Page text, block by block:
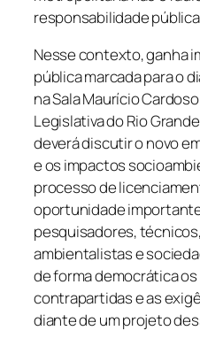
responsabilidade
Nesse contexto, ganha
pública marcada para o
na Sala Maurício
Legislativa do Rio
deverá discutir o novo
e os impactos
processo de
oportunidade
pesquisadores,
ambientalistas e
de forma democrática
contrapartidas e as
diante de um projeto